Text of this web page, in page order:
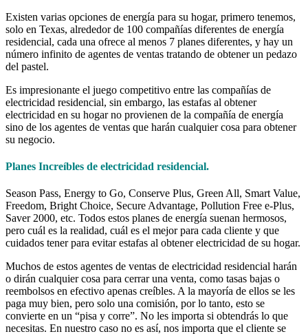
Existen varias opciones de energía para su hogar, primero tenemos,
solo en Texas, alrededor de 100 compañías diferentes de energía
residencial, cada una ofrece al menos 7 planes diferentes, y hay un
número infinito de agentes de ventas tratando de obtener un pedazo
del pastel.
Es impresionante el juego competitivo entre las compañías de
electricidad residencial, sin embargo, las estafas al obtener
electricidad en su hogar no provienen de la compañía de energía
sino de los agentes de ventas que harán cualquier cosa para obtener
su negocio.
Planes Increíbles de electricidad residencial.
Season Pass, Energy to Go, Conserve Plus, Green All, Smart Value,
Freedom, Bright Choice, Secure Advantage, Pollution Free e-Plus,
Saver 2000, etc. Todos estos planes de energía suenan hermosos,
pero cuál es la realidad, cuál es el mejor para cada cliente y que
cuidados tener para evitar estafas al obtener electricidad de su hogar.
Muchos de estos agentes de ventas de electricidad residencial harán
o dirán cualquier cosa para cerrar una venta, como tasas bajas o
reembolsos en efectivo apenas creíbles. A la mayoría de ellos se les
paga muy bien, pero solo una comisión, por lo tanto, esto se
convierte en un “pisa y corre”. No les importa si obtendrás lo que
necesitas. En nuestro caso no es así, nos importa que el cliente se